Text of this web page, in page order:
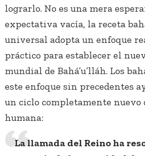
lograrlo. No es una mera
expectativa vacía, la receta
universal adopta un enfoque
práctico para establecer el
mundial de Bahá’u’lláh. Los
este enfoque sin precedentes
un ciclo completamente nuevo
humana:
La llamada del Reino ha